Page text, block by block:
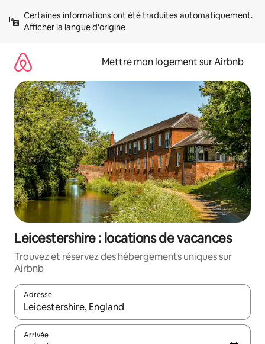
directement
Afficher la langue d'origine
Mettre mon logement sur Airbnb
Leicestershire : locations de vacances
Trouvez et réservez des hébergements uniques sur
Airbnb
Adresse
Lorsque les résultats s'affichent, utilisez les flèches vers le
Arrivée